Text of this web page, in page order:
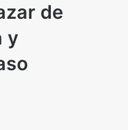
de
y